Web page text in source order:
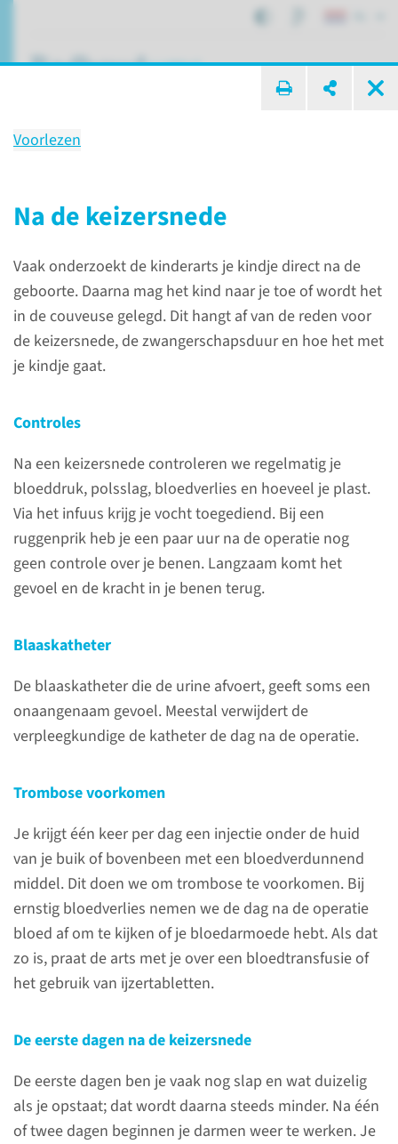
Voorlezen
Na de keizersnede
Vaak onderzoekt de kinderarts je kindje direct na de
geboorte. Daarna mag het kind naar je toe of wordt het
in de couveuse gelegd. Dit hangt af van de reden voor
de keizersnede, de zwangerschapsduur en hoe het met
je kindje gaat.
Controles
Na een keizersnede controleren we regelmatig je
bloeddruk, polsslag, bloedverlies en hoeveel je plast.
Via het infuus krijg je vocht toegediend. Bij een
ruggenprik heb je een paar uur na de operatie nog
geen controle over je benen. Langzaam komt het
gevoel en de kracht in je benen terug.
Blaaskatheter
De blaaskatheter die de urine afvoert, geeft soms een
onaangenaam gevoel. Meestal verwijdert de
verpleegkundige de katheter de dag na de operatie.
Trombose voorkomen
Je krijgt één keer per dag een injectie onder de huid
van je buik of bovenbeen met een bloedverdunnend
middel. Dit doen we om trombose te voorkomen. Bij
ernstig bloedverlies nemen we de dag na de operatie
bloed af om te kijken of je bloedarmoede hebt. Als dat
zo is, praat de arts met je over een bloedtransfusie of
het gebruik van ijzertabletten.
De eerste dagen na de keizersnede
De eerste dagen ben je vaak nog slap en wat duizelig
als je opstaat; dat wordt daarna steeds minder. Na één
of twee dagen beginnen je darmen weer te werken. Je
Patiëntenzorg Behandelingen Keizersnede
Wat is een keizersnede?
geboren. Soms is al vóór de
bevalling duidelijk dat een
keizersnede nodig is. Dit
noemen we een geplande
keizersnede. Als pas tijdens de
bevalling duidelijk wordt dat
noemen we dat een secundaire
lees meer
Drukke periode in de
geboortezorg
Onze zorg proberen we zoveel
mogelijk aan te laten sluiten
op de wensen die je hebt voor
jouw bevalling, maar
door drukte in de geboortezorg
lees meer